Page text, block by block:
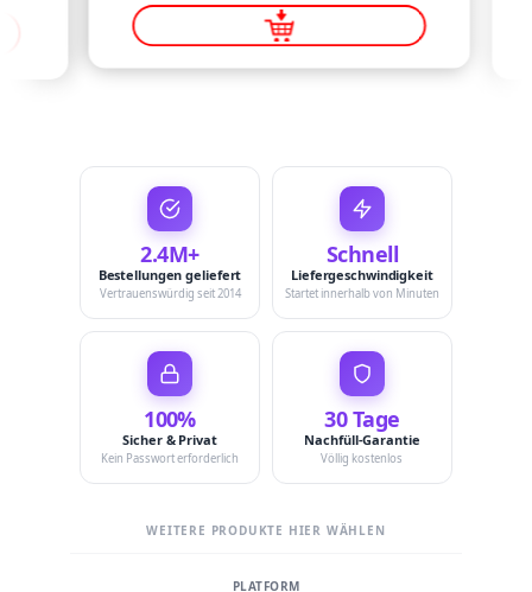
2.4M+
Bestellungen geliefert
Vertrauenswürdig seit 2014
Schnell
Liefergeschwindigkeit
Startet innerhalb von Minuten
100%
Sicher & Privat
Kein Passwort erforderlich
30 Tage
Nachfüll-Garantie
Völlig kostenlos
WEITERE PRODUKTE HIER WÄHLEN